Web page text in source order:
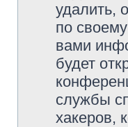
удалить,
по
вами
будет
службы
хакеров,